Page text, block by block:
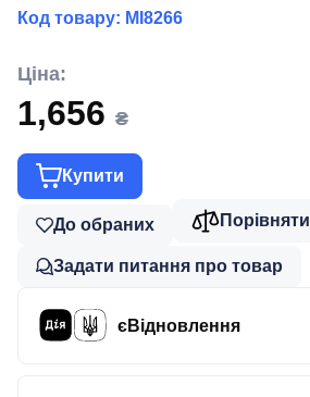
Код товару: MI8266
Ціна:
1,656 ₴
Купити
До обраних Порівняти
Задати питання про товар
єВідновлення